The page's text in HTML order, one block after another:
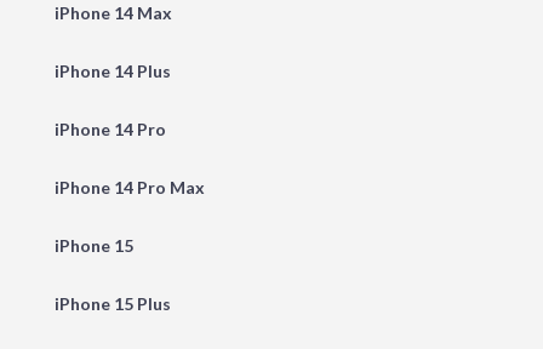
iPhone 14 Max
iPhone 14 Plus
iPhone 14 Pro
iPhone 14 Pro Max
iPhone 15
iPhone 15 Plus